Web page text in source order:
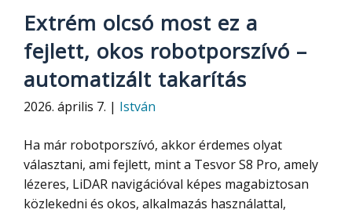
Extrém olcsó most ez a
fejlett, okos robotporszívó –
automatizált takarítás
2026. április 7. | István
Ha már robotporszívó, akkor érdemes olyat
választani, ami fejlett, mint a Tesvor S8 Pro, amely
lézeres, LiDAR navigációval képes magabiztosan
közlekedni és okos, alkalmazás használattal,